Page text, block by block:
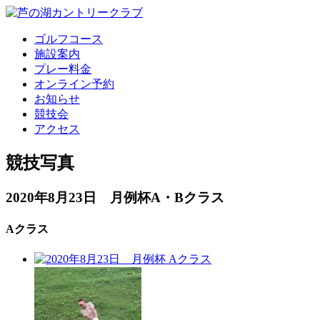
ゴルフコース
施設案内
プレー料金
オンライン予約
お知らせ
競技会
アクセス
競技写真
2020年8月23日 月例杯A・Bクラス
Aクラス